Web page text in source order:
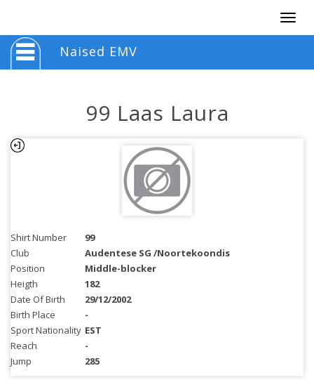
Naised EMV
99 Laas Laura
Shirt Number
99
Club
Audentese SG /Noortekoondis
Position
Middle-blocker
Heigth
182
Date Of Birth
29/12/2002
Birth Place
-
Sport Nationality EST
Reach
-
Jump
285